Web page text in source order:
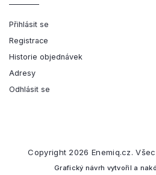
Přihlásit se
Registrace
Historie objednávek
Adresy
Odhlásit se
Copyright 2026 Enemiq.cz.
Grafický návrh vytvořil a